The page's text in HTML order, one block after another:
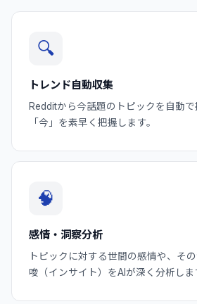
🔍
トレンド自動収集
Redditから今話題のトピックを自動
「今」を素早く把握します。
🧠
感情・洞察分析
トピックに対する世間の感情や、そ
唆（インサイト）をAIが深く分析しま